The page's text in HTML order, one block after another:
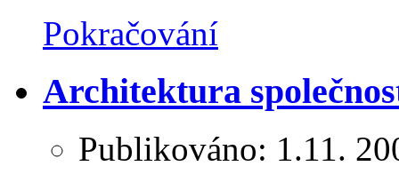
Pokračování
Architektura
Publikováno: 1.11.